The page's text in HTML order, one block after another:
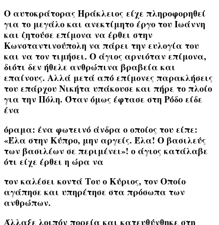
Ο αυτοκράτοραςΗράκλειος είχε πληροφορηθεί
για το μεγάλο και ανεκτίμητο έργο του Ιωάννη
και ζητούσε επίμονα να έρθει στην
Κωνσταντινούπολη να πάρει την ευλογία του
και να τον τιμήσει. Ο άγιος αρνιόταν επίμονα,
διότι δεν ήθελε ανθρώπινα βραβεία και
επαίνους. Αλλά μετά από επίμονες παρακλήσεις
του επάρχου Νικήτα υπάκουσε και πήρε το πλοίο
για την Πόλη. Όταν όμως έφτασε στη Ρόδο είδε
ένα
όραμα: ένα φωτεινό άνδρα ο οποίος του είπε:
«Έλα στην Κύπρο, μην αργείς. Έλα! Ο βασιλεύς
των βασιλέων σε περιμένει»! ο άγιος κατάλαβε
ότι είχε έρθει η ώρα να
τον καλέσει κοντά Του ο Κύριος, τον Οποίο
αγάπησε και υπηρέτησε στα πρόσωπα των
ανθρώπων.
Άλλαξε λοιπόν πορεία και κατευθύνθηκε στη